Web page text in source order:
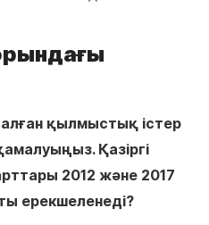
қылмыстық істер
Қазіргі
2012 және 2017
ерекшеленеді?